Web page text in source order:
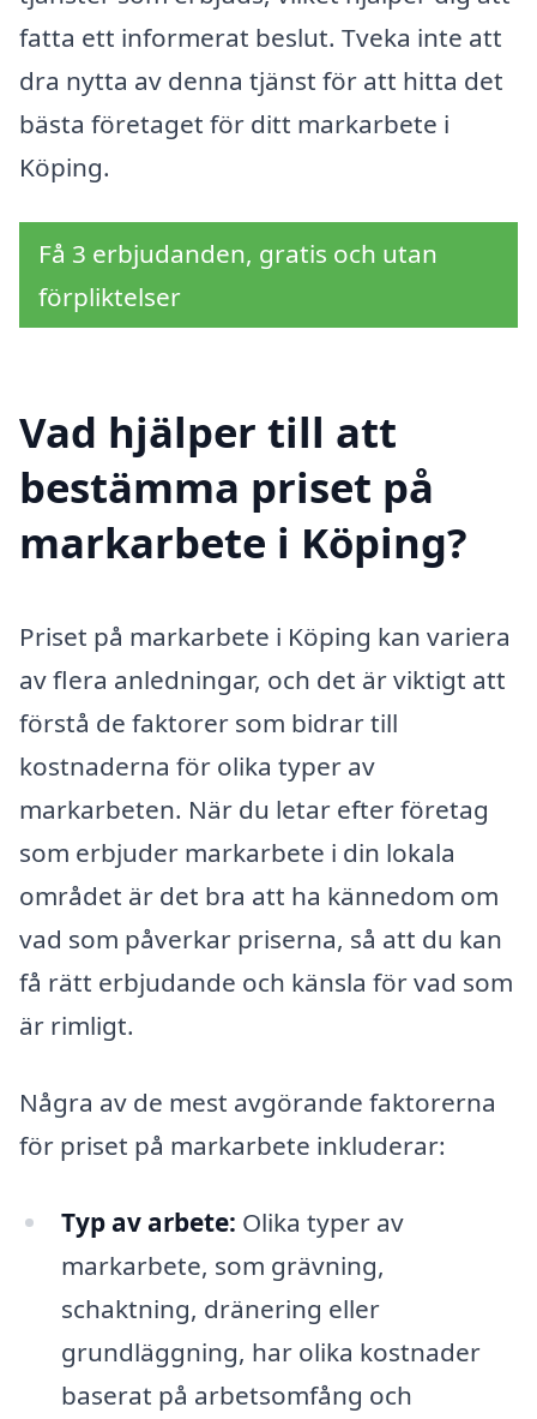
fatta ett informerat beslut. Tveka inte att
dra nytta av denna tjänst för att hitta det
bästa företaget för ditt markarbete i
Köping.
Få 3 erbjudanden, gratis och utan
förpliktelser
Vad hjälper till att
bestämma priset på
markarbete i Köping?
Priset på markarbete i Köping kan variera
av flera anledningar, och det är viktigt att
förstå de faktorer som bidrar till
kostnaderna för olika typer av
markarbeten. När du letar efter företag
som erbjuder markarbete i din lokala
området är det bra att ha kännedom om
vad som påverkar priserna, så att du kan
få rätt erbjudande och känsla för vad som
är rimligt.
Några av de mest avgörande faktorerna
för priset på markarbete inkluderar:
Typ av arbete: Olika typer av
markarbete, som grävning,
schaktning, dränering eller
grundläggning, har olika kostnader
baserat på arbetsomfång och